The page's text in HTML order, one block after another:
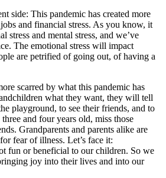
side: This pandemic has created more
and financial stress. As you know, it
stress and mental stress, and we’ve
The emotional stress will impact
are petrified of going out, of having a
scarred by what this pandemic has
what they want, they will tell
playground, to see their friends, and to
and four years old, miss those
Grandparents and parents alike are
fear of illness. Let’s face it:
fun or beneficial to our children. So we
joy into their lives and into our